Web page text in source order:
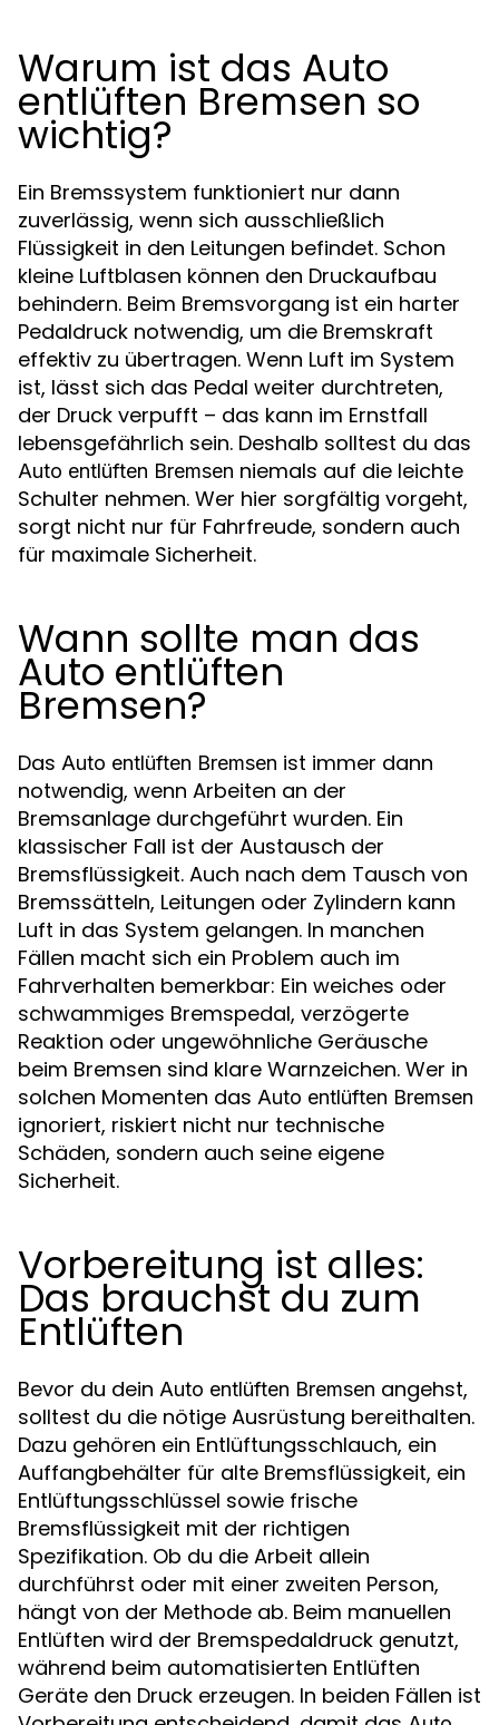
Warum ist das Auto
entlüften Bremsen so
wichtig?
Ein Bremssystem funktioniert nur dann
zuverlässig, wenn sich ausschließlich
Flüssigkeit in den Leitungen befindet. Schon
kleine Luftblasen können den Druckaufbau
behindern. Beim Bremsvorgang ist ein harter
Pedaldruck notwendig, um die Bremskraft
effektiv zu übertragen. Wenn Luft im System
ist, lässt sich das Pedal weiter durchtreten,
der Druck verpufft – das kann im Ernstfall
lebensgefährlich sein. Deshalb solltest du das
Auto entlüften Bremsen niemals auf die leichte
Schulter nehmen. Wer hier sorgfältig vorgeht,
sorgt nicht nur für Fahrfreude, sondern auch
für maximale Sicherheit.
Wann sollte man das
Auto entlüften
Bremsen?
Das Auto entlüften Bremsen ist immer dann
notwendig, wenn Arbeiten an der
Bremsanlage durchgeführt wurden. Ein
klassischer Fall ist der Austausch der
Bremsflüssigkeit. Auch nach dem Tausch von
Bremssätteln, Leitungen oder Zylindern kann
Luft in das System gelangen. In manchen
Fällen macht sich ein Problem auch im
Fahrverhalten bemerkbar: Ein weiches oder
schwammiges Bremspedal, verzögerte
Reaktion oder ungewöhnliche Geräusche
beim Bremsen sind klare Warnzeichen. Wer in
solchen Momenten das Auto entlüften Bremsen
ignoriert, riskiert nicht nur technische
Schäden, sondern auch seine eigene
Sicherheit.
Vorbereitung ist alles:
Das brauchst du zum
Entlüften
Bevor du dein Auto entlüften Bremsen angehst,
solltest du die nötige Ausrüstung bereithalten.
Dazu gehören ein Entlüftungsschlauch, ein
Auffangbehälter für alte Bremsflüssigkeit, ein
Entlüftungsschlüssel sowie frische
Bremsflüssigkeit mit der richtigen
Spezifikation. Ob du die Arbeit allein
durchführst oder mit einer zweiten Person,
hängt von der Methode ab. Beim manuellen
Entlüften wird der Bremspedaldruck genutzt,
während beim automatisierten Entlüften
Geräte den Druck erzeugen. In beiden Fällen ist